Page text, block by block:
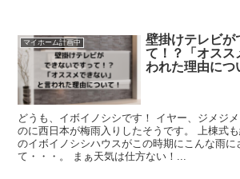
マイホーム計画中
壁掛けテレビが
て！？「オスス
われた理由につ
どうも、イボイノシシです！ イヤー、ジメジ
のに西日本が梅雨入りしたそうです。 上棟式
のイボイノシシハウスがこの時期にこんな雨に
て・・・。 まぁ天気は仕方ない！...